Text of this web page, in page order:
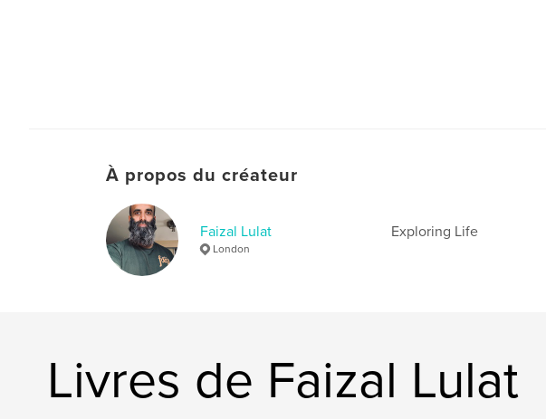
À propos du créateur
Faizal Lulat
London
Exploring Life
Livres de Faizal Lulat